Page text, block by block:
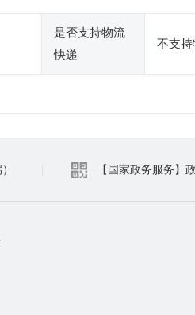
是否支持物流
快递
不支持
【国家政务服务】